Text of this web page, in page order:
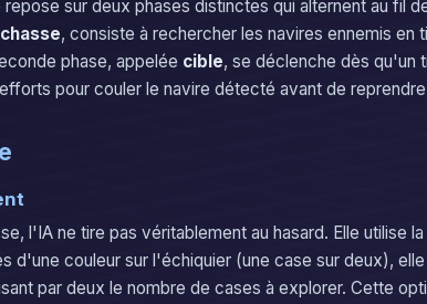
sur deux phases distinctes qui alternent au fil
chasse, consiste à rechercher les navires ennemis en
phase, appelée cible, se déclenche dès qu'un
pour couler le navire détecté avant de
l'IA ne tire pas véritablement au hasard. Elle utilise la
d'une couleur sur l'échiquier (une case sur deux),
par deux le nombre de cases à explorer. Cette